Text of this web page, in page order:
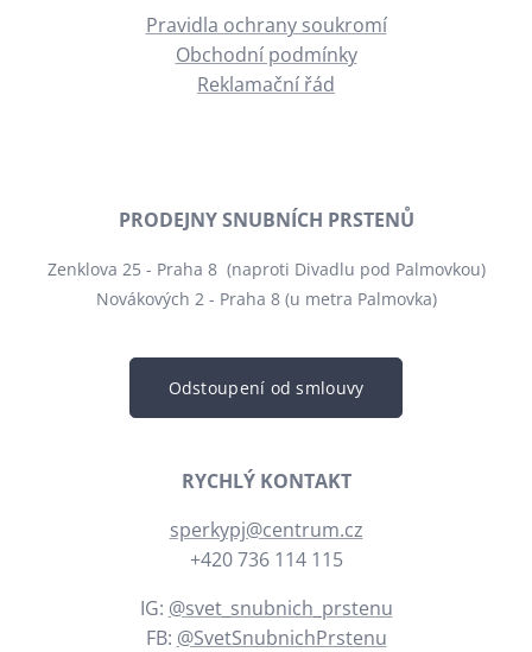
Pravidla ochrany soukromí
Obchodní podmínky
Reklamační řád
PRODEJNY SNUBNÍCH PRSTENŮ
Zenklova 25 - Praha 8 (naproti Divadlu pod Palmovkou)
Novákových 2 - Praha 8 (u metra Palmovka)
Odstoupení od smlouvy
RYCHLÝ KONTAKT
sperkypj@centrum.cz
+420 736 114 115
IG: @svet_snubnich_prstenu
FB: @SvetSnubnichPrstenu